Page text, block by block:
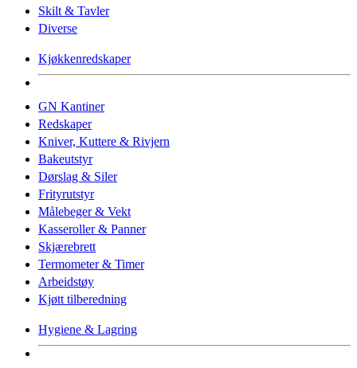
Skilt & Tavler
Diverse
Kjøkkenredskaper
GN Kantiner
Redskaper
Kniver, Kuttere & Rivjern
Bakeutstyr
Dørslag & Siler
Frityrutstyr
Målebeger & Vekt
Kasseroller & Panner
Skjærebrett
Termometer & Timer
Arbeidstøy
Kjøtt tilberedning
Hygiene & Lagring